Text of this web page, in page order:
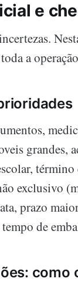
e
a
exclusivo
prazo
de